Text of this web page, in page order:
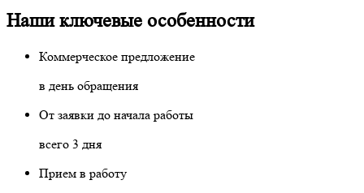
Наши ключевые особенности
Коммерческое предложение
в день обращения
От заявки до начала работы
всего 3 дня
Прием в работу